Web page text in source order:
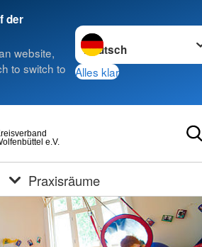
der
website,
to switch to
Sprache wechseln zu
Alles klar
e.V.
Praxisräume